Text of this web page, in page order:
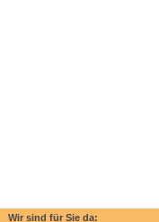
Wir sind für Sie da: